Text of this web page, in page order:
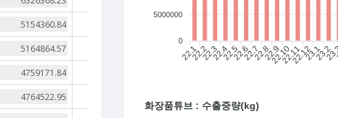
5000000
0
22.122.222.322.422.522.622.722.822.9
22.1022.1122.1223.123.2
화장품튜브 : 수출중량(kg)